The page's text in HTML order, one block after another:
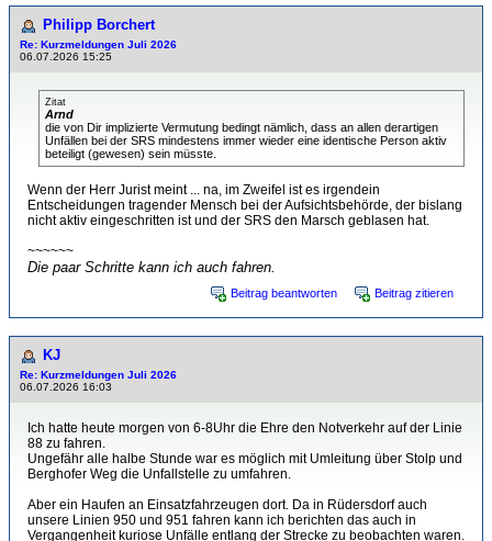
Philipp Borchert
Re: Kurzmeldungen Juli 2026
06.07.2026 15:25
Zitat
Arnd
die von Dir implizierte Vermutung bedingt nämlich, dass an allen derartigen
Unfällen bei der SRS mindestens immer wieder eine identische Person aktiv
beteiligt (gewesen) sein müsste.
Wenn der Herr Jurist meint ... na, im Zweifel ist es irgendein
Entscheidungen tragender Mensch bei der Aufsichtsbehörde, der bislang
nicht aktiv eingeschritten ist und der SRS den Marsch geblasen hat.
~~~~~~
Die paar Schritte kann ich auch fahren.
Beitrag beantworten Beitrag zitieren
KJ
Re: Kurzmeldungen Juli 2026
06.07.2026 16:03
Ich hatte heute morgen von 6-8Uhr die Ehre den Notverkehr auf der Linie
88 zu fahren.
Ungefähr alle halbe Stunde war es möglich mit Umleitung über Stolp und
Berghofer Weg die Unfallstelle zu umfahren.
Aber ein Haufen an Einsatzfahrzeugen dort. Da in Rüdersdorf auch
unsere Linien 950 und 951 fahren kann ich berichten das auch in
Vergangenheit kuriose Unfälle entlang der Strecke zu beobachten waren.